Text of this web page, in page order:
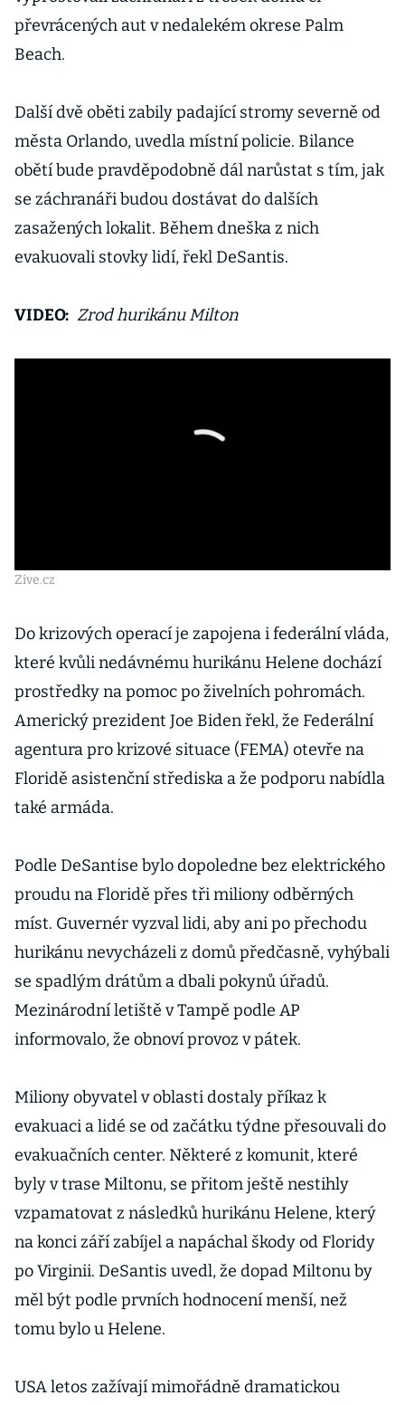
převrácených aut v nedalekém okrese Palm
Beach.
Další dvě oběti zabily padající stromy severně od
města Orlando, uvedla místní policie. Bilance
obětí bude pravděpodobně dál narůstat s tím, jak
se záchranáři budou dostávat do dalších
zasažených lokalit. Během dneška z nich
evakuovali stovky lidí, řekl DeSantis.
VIDEO: Zrod hurikánu Milton
Zive.cz
Do krizových operací je zapojena i federální vláda,
které kvůli nedávnému hurikánu Helene dochází
prostředky na pomoc po živelních pohromách.
Americký prezident Joe Biden řekl, že Federální
agentura pro krizové situace (FEMA) otevře na
Floridě asistenční střediska a že podporu nabídla
také armáda.
Podle DeSantise bylo dopoledne bez elektrického
proudu na Floridě přes tři miliony odběrných
míst. Guvernér vyzval lidi, aby ani po přechodu
hurikánu nevycházeli z domů předčasně, vyhýbali
se spadlým drátům a dbali pokynů úřadů.
Mezinárodní letiště v Tampě podle AP
informovalo, že obnoví provoz v pátek.
Miliony obyvatel v oblasti dostaly příkaz k
evakuaci a lidé se od začátku týdne přesouvali do
evakuačních center. Některé z komunit, které
byly v trase Miltonu, se přitom ještě nestihly
vzpamatovat z následků hurikánu Helene, který
na konci září zabíjel a napáchal škody od Floridy
po Virginii. DeSantis uvedl, že dopad Miltonu by
měl být podle prvních hodnocení menší, než
tomu bylo u Helene.
USA letos zažívají mimořádně dramatickou